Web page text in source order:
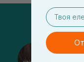
email